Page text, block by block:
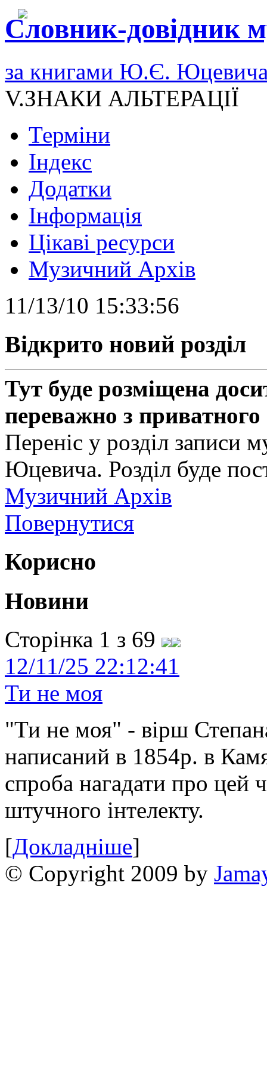
Словник-довідник
за книгами Ю.Є.
V.ЗНАКИ АЛЬТЕРАЦІЇ
Терміни
Індекс
Додатки
Інформація
Цікаві ресурси
Музичний Архів
11/13/10 15:33:56
Відкрито новий розділ
Тут буде розміщена
переважно з приватного
Переніс у розділ записи
Юцевича. Розділ буде
Музичний Архів
Повернутися
Корисно
Новини
Сторінка 1 з 69
12/11/25 22:12:41
Ти не моя
"Ти не моя" - вірш
написаний в 1854р. в
спроба нагадати про цей
штучного інтелекту.
[Докладніше]
© Copyright 2009 by